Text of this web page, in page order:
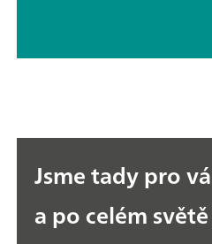
Jsme tady pro
a po celém světě